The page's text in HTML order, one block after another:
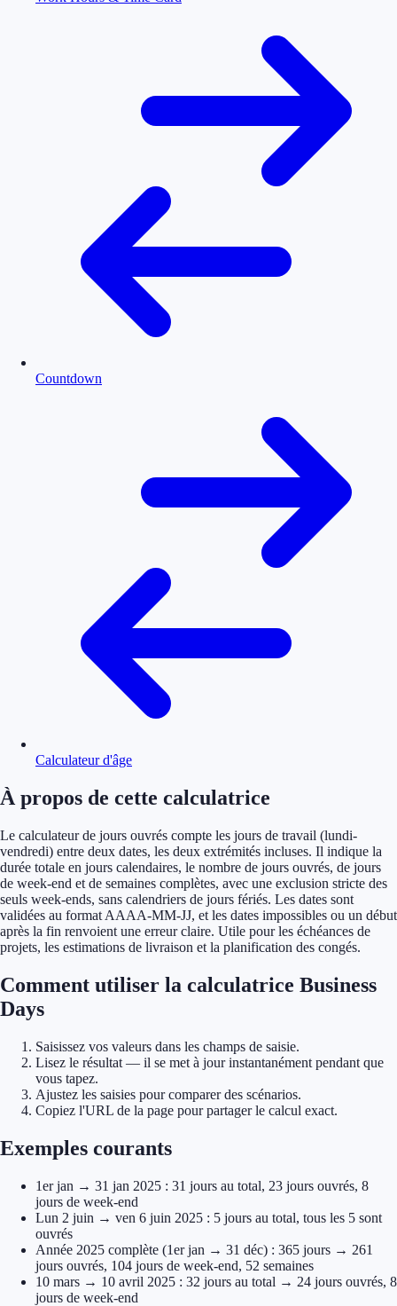
Countdown
Calculateur d'âge
À propos de cette calculatrice
Le calculateur de jours ouvrés compte les jours de travail (lundi-
vendredi) entre deux dates, les deux extrémités incluses. Il indique la
durée totale en jours calendaires, le nombre de jours ouvrés, de jours
de week-end et de semaines complètes, avec une exclusion stricte des
seuls week-ends, sans calendriers de jours fériés. Les dates sont
validées au format AAAA-MM-JJ, et les dates impossibles ou un début
après la fin renvoient une erreur claire. Utile pour les échéances de
projets, les estimations de livraison et la planification des congés.
Comment utiliser la calculatrice Business
Days
Saisissez vos valeurs dans les champs de saisie.
Lisez le résultat — il se met à jour instantanément pendant que
vous tapez.
Ajustez les saisies pour comparer des scénarios.
Copiez l'URL de la page pour partager le calcul exact.
Exemples courants
1er jan → 31 jan 2025 : 31 jours au total, 23 jours ouvrés, 8
jours de week-end
Lun 2 juin → ven 6 juin 2025 : 5 jours au total, tous les 5 sont
ouvrés
Année 2025 complète (1er jan → 31 déc) : 365 jours → 261
jours ouvrés, 104 jours de week-end, 52 semaines
10 mars → 10 avril 2025 : 32 jours au total → 24 jours ouvrés, 8
jours de week-end